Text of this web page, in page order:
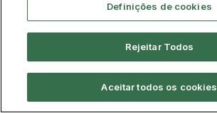
Definições de cookies
Rejeitar Todos
Aceitar todos os cookies